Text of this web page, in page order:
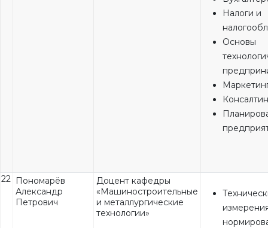
Налоги и
Основы
22 Пономарёв
Александр
Петрович
Доцент кафедры
«Машиностроительные
и металлургические
технологии»